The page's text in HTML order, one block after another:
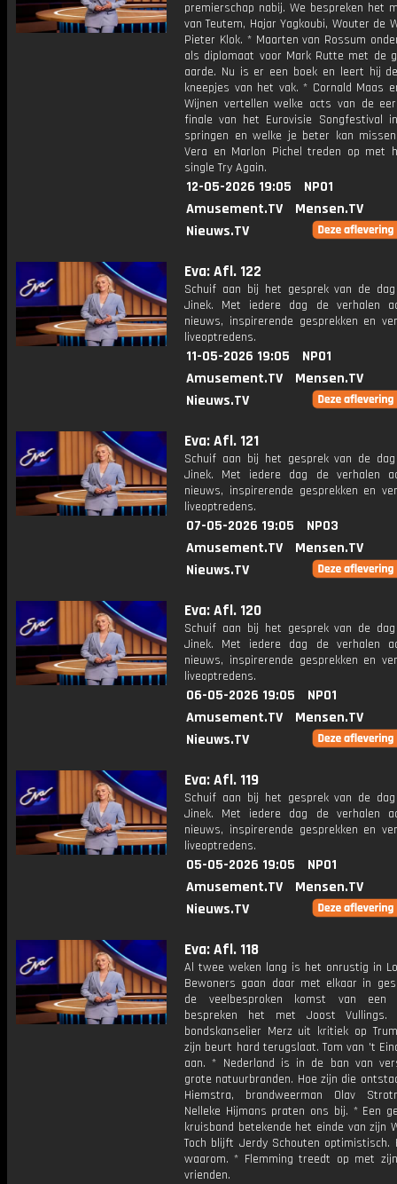
premierschap nabij. We bespreken het
van Teutem, Hajar Yagkoubi, Wouter de
Pieter Klok. * Maarten van Rossum
als diplomaat voor Mark Rutte met de
aarde. Nu is er een boek en leert hij
kneepjes van het vak. * Cornald Maas
Wijnen vertellen welke acts van de
finale van het Eurovisie Songfestival
springen en welke je beter kan
Vera en Marlon Pichel treden op met
single Try Again.
12-05-2026 19:05
NPO1
Amusement.TV
Mensen.TV
Nieuws.TV
Eva: Afl. 122
Schuif aan bij het gesprek van de
Jinek. Met iedere dag de verhalen
nieuws, inspirerende gesprekken en
liveoptredens.
11-05-2026 19:05
NPO1
Amusement.TV
Mensen.TV
Nieuws.TV
Eva: Afl. 121
Schuif aan bij het gesprek van de
Jinek. Met iedere dag de verhalen
nieuws, inspirerende gesprekken en
liveoptredens.
07-05-2026 19:05
NPO3
Amusement.TV
Mensen.TV
Nieuws.TV
Eva: Afl. 120
Schuif aan bij het gesprek van de
Jinek. Met iedere dag de verhalen
nieuws, inspirerende gesprekken en
liveoptredens.
06-05-2026 19:05
NPO1
Amusement.TV
Mensen.TV
Nieuws.TV
Eva: Afl. 119
Schuif aan bij het gesprek van de
Jinek. Met iedere dag de verhalen
nieuws, inspirerende gesprekken en
liveoptredens.
05-05-2026 19:05
NPO1
Amusement.TV
Mensen.TV
Nieuws.TV
Eva: Afl. 118
Al twee weken lang is het onrustig in
Bewoners gaan daar met elkaar in
de veelbesproken komst van een
bespreken het met Joost Vullings.
bondskanselier Merz uit kritiek op
zijn beurt hard terugslaat. Tom van 't
aan. * Nederland is in de ban van
grote natuurbranden. Hoe zijn die
Hiemstra, brandweerman Olav
Nelleke Hijmans praten ons bij. * Een
kruisband betekende het einde van zijn
Toch blijft Jerdy Schouten optimistisch.
waarom. * Flemming treedt op met
vrienden.